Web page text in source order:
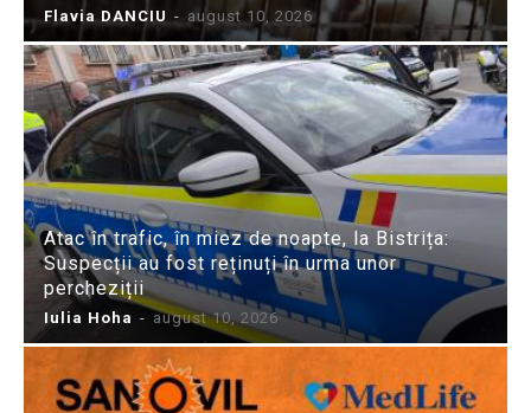
Flavia DANCIU - august 10, 2026
Atac în trafic, în miez de noapte, la Bistrița:
Suspecții au fost reținuți în urma unor
percheziții
Iulia Hoha - august 10, 2026